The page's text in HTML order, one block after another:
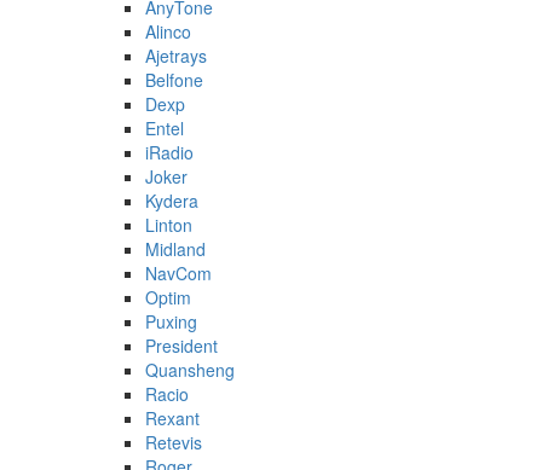
AnyTone
Alinco
Ajetrays
Belfone
Dexp
Entel
iRadio
Joker
Kydera
Linton
Midland
NavCom
Optim
Puxing
President
Quansheng
Racio
Rexant
Retevis